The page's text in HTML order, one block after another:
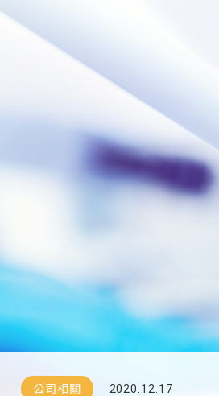
公司相關 2020.12.17